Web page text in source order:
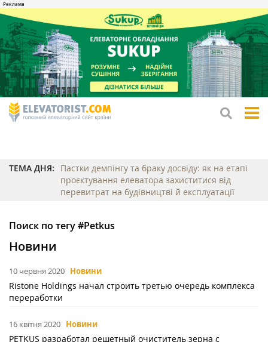
ТЕМА ДНЯ:
Пастки демпінгу та браку досвіду: як на етапі
проєктування елеватора захиститися від
перевитрат на будівництві й експлуатації
Поиск по тегу #Petkus
Новини
10 червня 2020 Новини
Ristone Holdings начал строить третью очередь комплекса
переработки
16 квітня 2020 Новини
PETKUS разработал решетный очиститель зерна с